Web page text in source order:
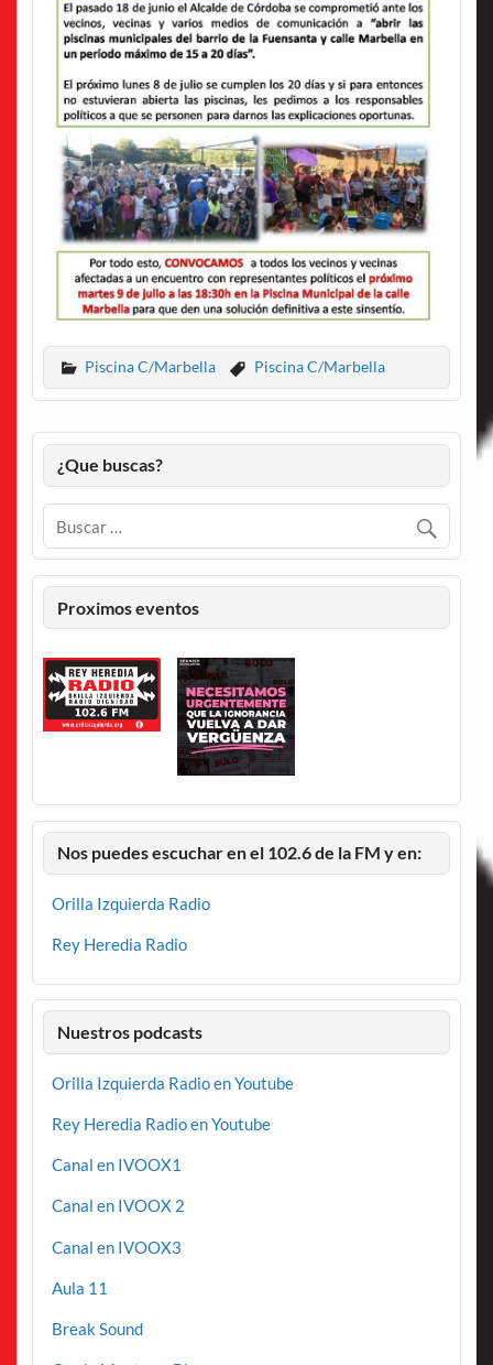
Piscina C/Marbella Piscina C/Marbella
¿Que buscas?
Proximos eventos
Nos puedes escuchar en el 102.6 de la FM y en:
Orilla Izquierda Radio
Rey Heredia Radio
Nuestros podcasts
Orilla Izquierda Radio en Youtube
Rey Heredia Radio en Youtube
Canal en IVOOX1
Canal en IVOOX 2
Canal en IVOOX3
Aula 11
Break Sound